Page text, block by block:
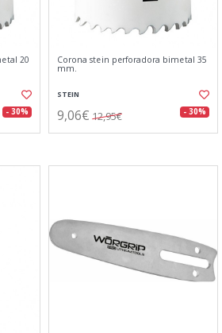
20
- 30%
Corona stein perforadora bimetal 35
mm.
STEIN
9,06€ 12,95€ - 30%